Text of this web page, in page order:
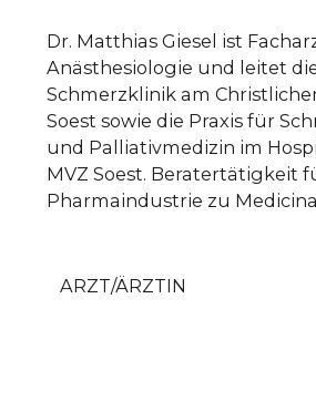
Dr. Matthias Giesel ist
Anästhesiologie und leitet
Schmerzklinik am
Soest sowie die Praxis für
und Palliativmedizin im
MVZ Soest. Beratertätigkeit
Pharmaindustrie zu
ARZT/ÄRZTIN